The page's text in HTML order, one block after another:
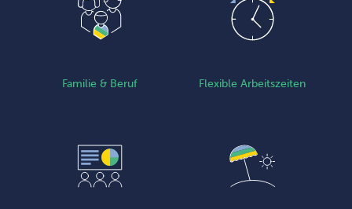
Familie & Beruf Flexible Arbeitszeiten